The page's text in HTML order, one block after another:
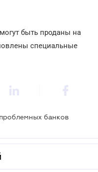
быть проданы на
специальные
банков